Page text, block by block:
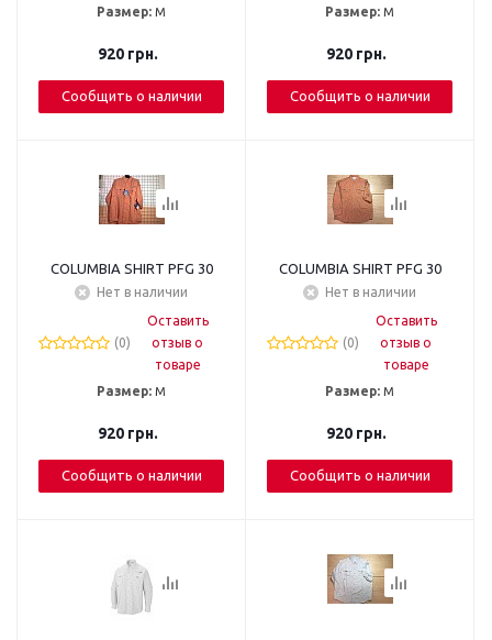
Размер: М
920грн.
Сообщить о наличии
Размер: М
920грн.
Сообщить о наличии
COLUMBIA SHIRT PFG 30
Нет в наличии
(0)
Оставить
отзыв о
товаре
Размер: М
920грн.
Сообщить о наличии
COLUMBIA SHIRT PFG 30
Нет в наличии
(0)
Оставить
отзыв о
товаре
Размер: М
920грн.
Сообщить о наличии